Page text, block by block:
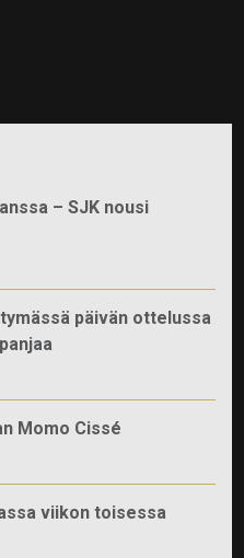
– SJK nousi
päivän ottelussa
Momo Cissé
viikon toisessa